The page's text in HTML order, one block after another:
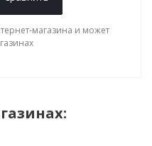
магазина и может